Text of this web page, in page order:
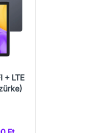
+ LTE